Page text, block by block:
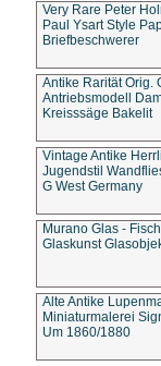
Very Rare Peter
Paul Ysart Style
Briefbeschwerer
Antike Rarität Orig.
Antriebsmodell
Kreisssäge Bakelit
Vintage Antike
Jugendstil
G West Germany
Murano Glas -
Glaskunst
Alte Antike
Miniaturmalerei
Um 1860/1880